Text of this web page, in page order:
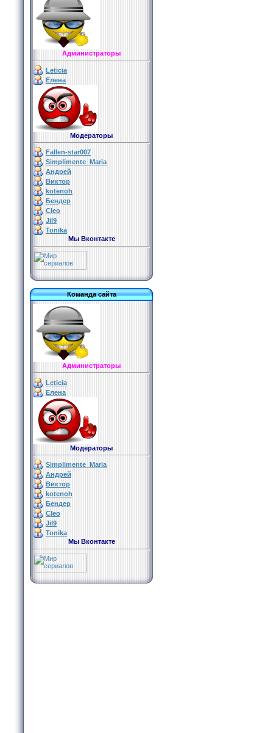
http://websurf.ru/?
ref=126400
Администраторы
Leticia
Елена
Модераторы
Fallen-star007
Simplimente_Maria
Андрей
Виктор
kotenoh
Бендер
Cleo
Jil9
Tonika
Мы Вконтакте
Команда сайта
Администраторы
Leticia
Елена
Модераторы
Simplimente_Maria
Андрей
Виктор
kotenoh
Бендер
Cleo
Jil9
Tonika
Мы Вконтакте